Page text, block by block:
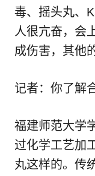
毒、摇头丸、
人很亢奋，会
成伤害，其他
记者：你了解
福建师范大学
过化学工艺加
丸这样的。传